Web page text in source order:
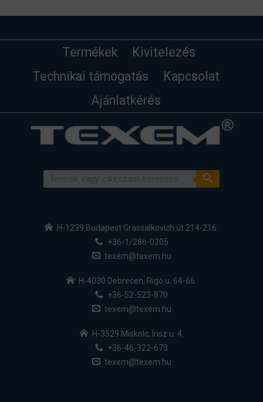
Termékek
Kivitelezés
Technikai támogatás
Kapcsolat
Ajánlatkérés
H-1239 Budapest Grassalkovich út 214-216.
+36-1/286-0205
texem@texem.hu
H-4030 Debrecen, Rigó u. 64-66.
+36-52-523-870
texem@texem.hu
H-3529 Miskolc, Írisz u. 4.
+36-46-322-673
texem@texem.hu